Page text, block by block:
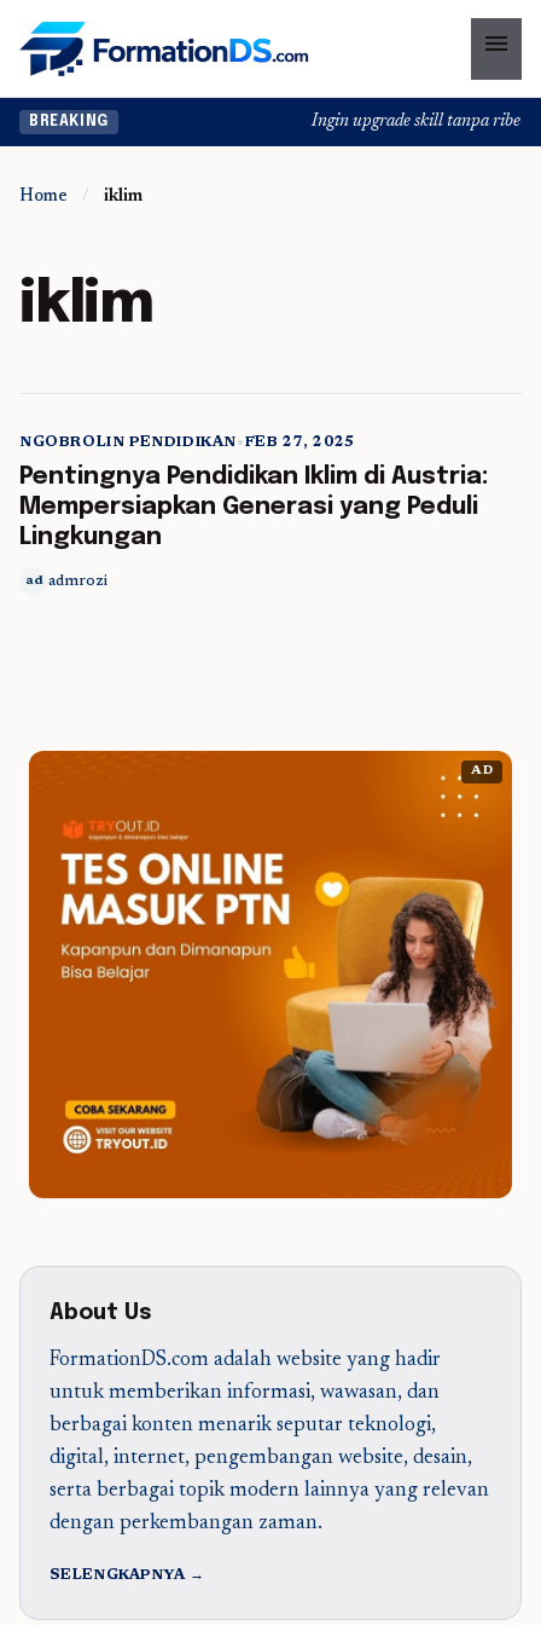
menu
BREAKING Ingin upgrade skill tanpa ribet?
Home / iklim
iklim
5 min read
NGOBROLIN PENDIDIKAN•FEB 27, 2025
Pentingnya Pendidikan Iklim di Austria:
Mempersiapkan Generasi yang Peduli
Lingkungan
ad admrozi
AD
About Us
FormationDS.com adalah website yang hadir
untuk memberikan informasi, wawasan, dan
berbagai konten menarik seputar teknologi,
digital, internet, pengembangan website, desain,
serta berbagai topik modern lainnya yang relevan
dengan perkembangan zaman.
SELENGKAPNYA →